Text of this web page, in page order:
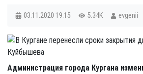
03.11.2020 19:15 5.34K evgenii
Администрация города Кургана